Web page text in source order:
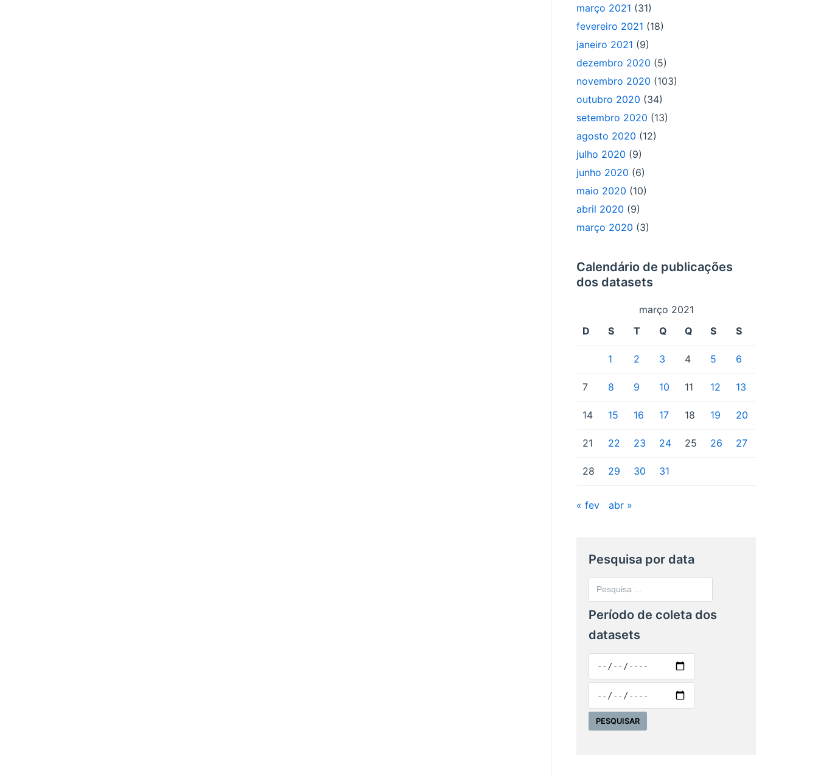
março 2021 (31)
fevereiro 2021 (18)
janeiro 2021 (9)
dezembro 2020 (5)
novembro 2020 (103)
outubro 2020 (34)
setembro 2020 (13)
agosto 2020 (12)
julho 2020 (9)
junho 2020 (6)
maio 2020 (10)
abril 2020 (9)
março 2020 (3)
Calendário de publicações
dos datasets
março 2021
D
S T Q Q S S
1 2 3 4 5 6
7 8 9 10 11 12 13
14 15 16 17 18 19 20
21 22 23 24 25 26 27
28 29 30 31
« fev abr »
Pesquisa por data
Período de coleta dos
datasets